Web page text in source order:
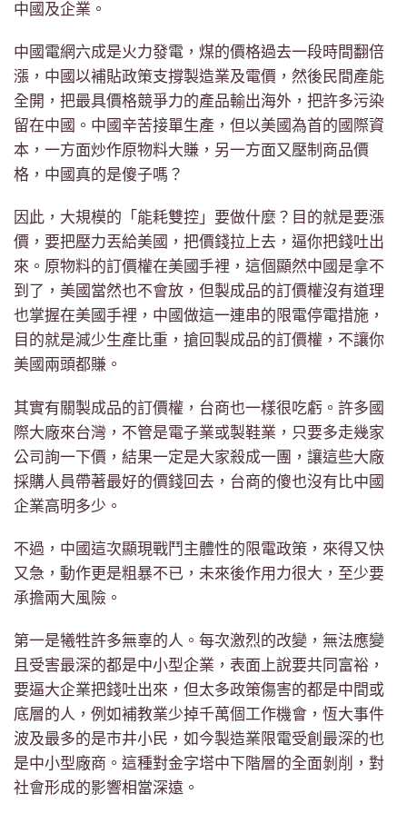
中國及企業。
中國電網六成是火力發電，煤的價格過去一段時間翻倍
漲，中國以補貼政策支撐製造業及電價，然後民間產能
全開，把最具價格競爭力的產品輸出海外，把許多污染
留在中國。中國辛苦接單生產，但以美國為首的國際資
本，一方面炒作原物料大賺，另一方面又壓制商品價
格，中國真的是傻子嗎？
因此，大規模的「能耗雙控」要做什麼？目的就是要漲
價，要把壓力丟給美國，把價錢拉上去，逼你把錢吐出
來。原物料的訂價權在美國手裡，這個顯然中國是拿不
到了，美國當然也不會放，但製成品的訂價權沒有道理
也掌握在美國手裡，中國做這一連串的限電停電措施，
目的就是減少生產比重，搶回製成品的訂價權，不讓你
美國兩頭都賺。
其實有關製成品的訂價權，台商也一樣很吃虧。許多國
際大廠來台灣，不管是電子業或製鞋業，只要多走幾家
公司詢一下價，結果一定是大家殺成一團，讓這些大廠
採購人員帶著最好的價錢回去，台商的傻也沒有比中國
企業高明多少。
不過，中國這次顯現戰鬥主體性的限電政策，來得又快
又急，動作更是粗暴不已，未來後作用力很大，至少要
承擔兩大風險。
第一是犧牲許多無辜的人。每次激烈的改變，無法應變
且受害最深的都是中小型企業，表面上說要共同富裕，
要逼大企業把錢吐出來，但太多政策傷害的都是中間或
底層的人，例如補教業少掉千萬個工作機會，恆大事件
波及最多的是市井小民，如今製造業限電受創最深的也
是中小型廠商。這種對金字塔中下階層的全面剝削，對
社會形成的影響相當深遠。